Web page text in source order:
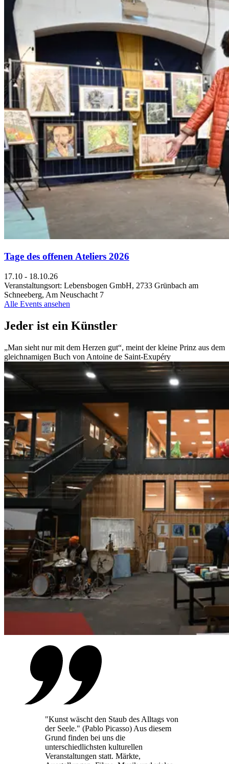
Tage des offenen Ateliers 2026
17.10 - 18.10.26
Veranstaltungsort: Lebensbogen GmbH, 2733 Grünbach am
Schneeberg, Am Neuschacht 7
Alle Events ansehen
Jeder ist ein Künstler
„Man sieht nur mit dem Herzen gut“, meint der kleine Prinz aus dem
gleichnamigen Buch von Antoine de Saint-Exupéry
"Kunst wäscht den Staub des Alltags von
der Seele." (Pablo Picasso) Aus diesem
Grund finden bei uns die
unterschiedlichsten kulturellen
Veranstaltungen statt. Märkte,